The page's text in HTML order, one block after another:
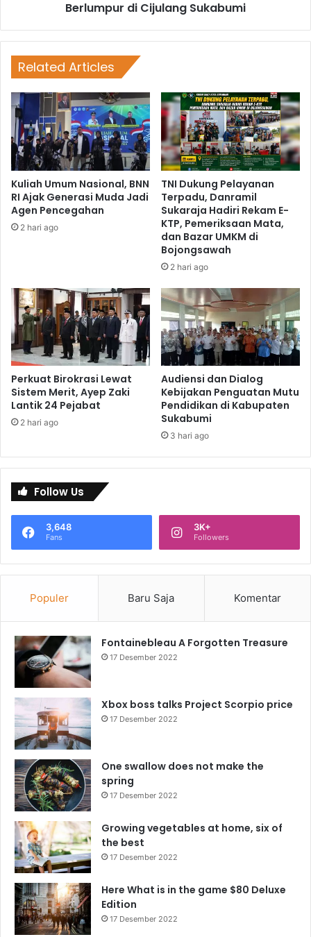
Berlumpur di Cijulang Sukabumi
Related Articles
Kuliah Umum Nasional, BNN
RI Ajak Generasi Muda Jadi
Agen Pencegahan
2 hari ago
TNI Dukung Pelayanan
Terpadu, Danramil
Sukaraja Hadiri Rekam E-
KTP, Pemeriksaan Mata,
dan Bazar UMKM di
Bojongsawah
2 hari ago
Perkuat Birokrasi Lewat
Sistem Merit, Ayep Zaki
Lantik 24 Pejabat
2 hari ago
Audiensi dan Dialog
Kebijakan Penguatan Mutu
Pendidikan di Kabupaten
Sukabumi
3 hari ago
Follow Us
3,648
Fans
3K+
Followers
Populer Baru Saja Komentar
Fontainebleau A Forgotten Treasure
17 Desember 2022
Xbox boss talks Project Scorpio price
17 Desember 2022
One swallow does not make the
spring
17 Desember 2022
Growing vegetables at home, six of
the best
17 Desember 2022
Here What is in the game $80 Deluxe
Edition
17 Desember 2022